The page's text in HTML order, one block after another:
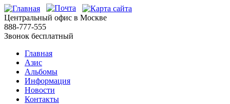
Центральный офис в Москве
888-777-555
Звонок бесплатный
Главная
Азис
Альбомы
Информация
Новости
Контакты